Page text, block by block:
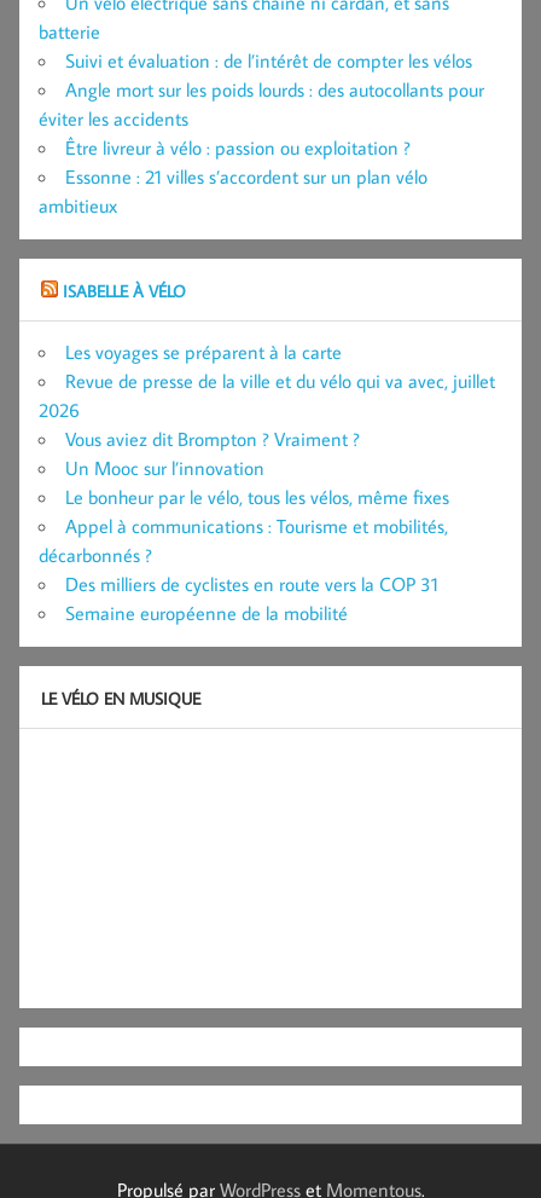
batterie
Suivi et évaluation : de l’intérêt de compter les vélos
Angle mort sur les poids lourds : des autocollants pour
éviter les accidents
Être livreur à vélo : passion ou exploitation ?
Essonne : 21 villes s’accordent sur un plan vélo
ambitieux
ISABELLE À VÉLO
Les voyages se préparent à la carte
Revue de presse de la ville et du vélo qui va avec, juillet
2026
Vous aviez dit Brompton ? Vraiment ?
Un Mooc sur l’innovation
Le bonheur par le vélo, tous les vélos, même fixes
Appel à communications : Tourisme et mobilités,
décarbonnés ?
Des milliers de cyclistes en route vers la COP 31
Semaine européenne de la mobilité
LE VÉLO EN MUSIQUE
Propulsé par WordPresset Momentous.